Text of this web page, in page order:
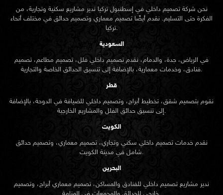
نحن شركة تصميم داخلي في إسطنبول تركيا ندير مشاريع سكنية وتجارية، من
الفكرة حتى التسليم. نقدم أيضًا تصميم معماري وتصميم حدائق في مختلف أنحاء
تركيا.
السعودية
في الرياض، جدة، والدمام، نقدم تصميم داخلي فلل، تصميم مطاعم، تصميم
فنادق، وخدمات معمارية، بالإضافة إلى تنسيق الحدائق الخاصة والتجارية.
قطر
نقوم بتصميم شقق، تخطيط أبراج، وتصميم داخلي للضيافة في الدوحة، بالإضافة
إلى تنسيق حدائق الفلل والمشاريع الخارجية.
الكويت
نقدم خدمات تصميم داخلي سكني وتجاري، تصميم معماري، وتصميم حدائق
شامل في مدينة الكويت.
البحرين
ندير مشاريع تصميم داخلي للفنادق والمساكن، تصميم معماري أبراج، وتصميم